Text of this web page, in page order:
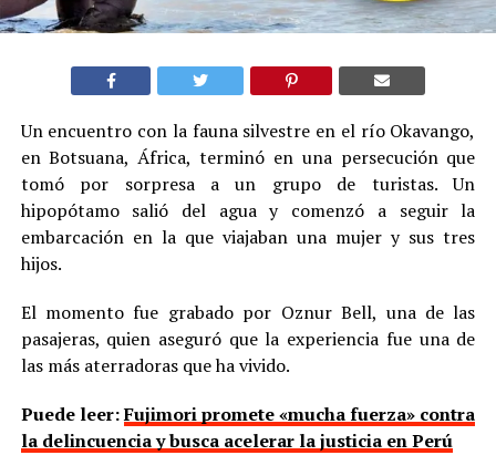
Un encuentro con la fauna silvestre en el río Okavango,
en Botsuana, África, terminó en una persecución que
tomó por sorpresa a un grupo de turistas. Un
hipopótamo salió del agua y comenzó a seguir la
embarcación en la que viajaban una mujer y sus tres
hijos.
El momento fue grabado por Oznur Bell, una de las
pasajeras, quien aseguró que la experiencia fue una de
las más aterradoras que ha vivido.
Puede leer:Fujimori promete «mucha fuerza» contra
la delincuencia y busca acelerar la justicia en Perú